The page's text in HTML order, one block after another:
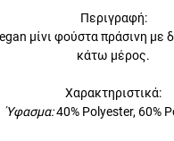
Περιγραφή:
μίνι φούστα πράσινη με
κάτω μέρος.
Χαρακτηριστικά:
Ύφασμα:40% Polyester, 60%